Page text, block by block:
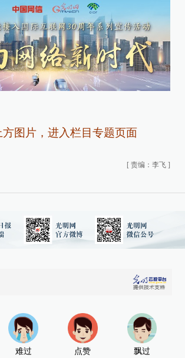
方图片，进入栏目专题页面
[ 责编：李飞 ]
难过 点赞 飘过